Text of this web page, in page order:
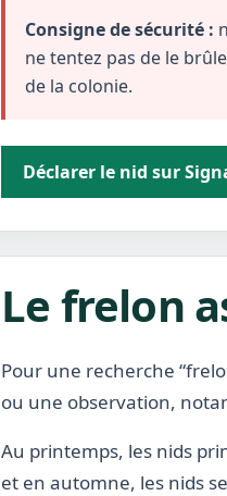
Consigne de sécurité :
ne tentez pas de le
de la colonie.
Déclarer le nid sur
Le frelon
Pour une recherche
ou une observation,
Au printemps, les nids
et en automne, les nids